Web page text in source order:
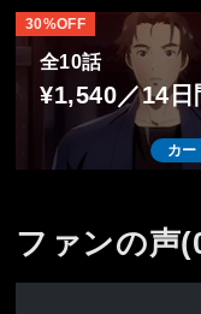
全10話
¥1,540／14日
カー
30%OFF
ファンの声